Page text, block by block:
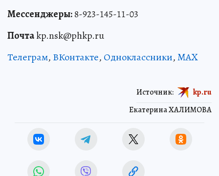
Мессенджеры:8-923-145-11-03
Почтаkp.nsk@phkp.ru
Телеграм, ВКонтакте, Одноклассники,MAX
Екатерина ХАЛИМОВА
Источник: kp.ru